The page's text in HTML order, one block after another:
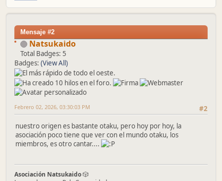
Mensaje #2
Natsukaido
Total Badges: 5
Badges: (View All)
#2
Febrero 02, 2026, 03:30:03 PM
nuestro origen es bastante otaku, pero hoy por hoy, la
asociación poco tiene que ver con el mundo otaku, los
miembros, es otro cantar....
Asociación Natsukaido🎲